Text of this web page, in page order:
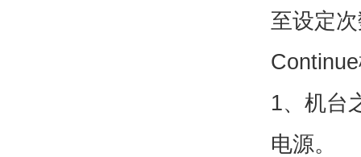
至设定
1、机台
电源。